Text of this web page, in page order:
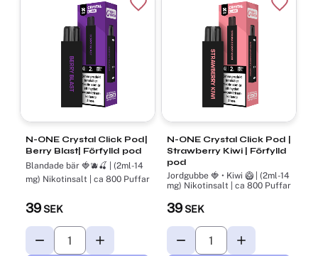
N-ONE Crystal Click Pod|
Berry Blast| Förfylld pod
Blandade bär 🍓🫐🍒 | (2ml-14
mg) Nikotinsalt | ca 800 Puffar
39 SEK
Lägg till i favoriter
N-ONE Crystal Click Pod |
Strawberry Kiwi | Förfylld
pod
Jordgubbe 🍓 • Kiwi 🥝 | (2ml-14
mg) Nikotinsalt | ca 800 Puffar
39 SEK
Lägg